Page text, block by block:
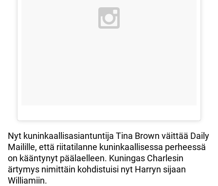
Nyt kuninkaallisasiantuntija Tina Brown väittää Daily
Mailille, että riitatilanne kuninkaallisessa perheessä
on kääntynyt päälaelleen. Kuningas Charlesin
ärtymys nimittäin kohdistuisi nyt Harryn sijaan
Williamiin.